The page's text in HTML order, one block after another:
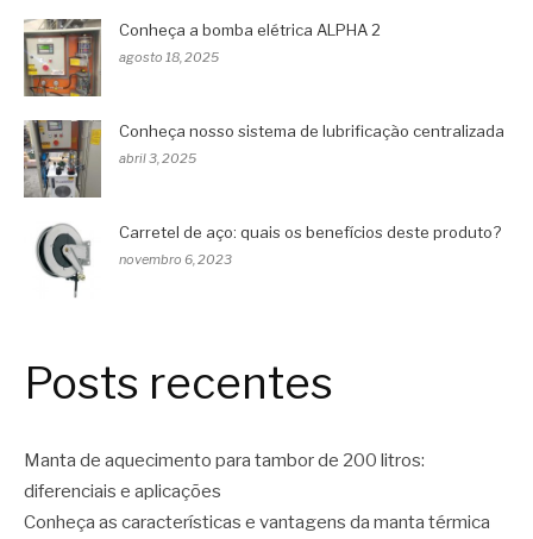
Conheça a bomba elétrica ALPHA 2
agosto 18, 2025
Conheça nosso sistema de lubrificação centralizada
abril 3, 2025
Carretel de aço: quais os benefícios deste produto?
novembro 6, 2023
Posts recentes
Manta de aquecimento para tambor de 200 litros:
diferenciais e aplicações
Conheça as características e vantagens da manta térmica